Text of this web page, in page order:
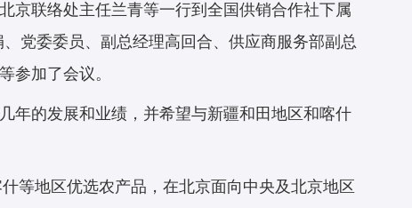
京联络处主任兰青等一行到全国供销合作社下属
党委委员、副总经理高回合、供应商服务部副总
参加了会议。
年的发展和业绩，并希望与新疆和田地区和喀什
等地区优选农产品，在北京面向中央及北京地区